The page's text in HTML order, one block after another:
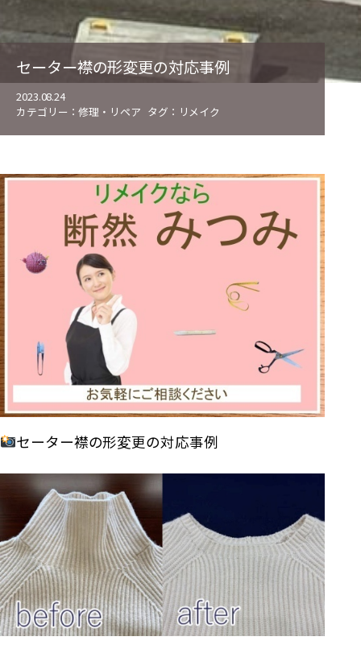
セーター襟の形変更の対応事例
2023.08.24
カテゴリー：修理・リペア タグ： リメイク
セーター襟の形変更の対応事例